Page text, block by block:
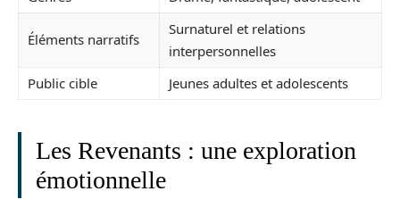
Éléments narratifs
Surnaturel et relations
interpersonnelles
Public cible
Jeunes adultes et adolescents
Les Revenants : une exploration
émotionnelle